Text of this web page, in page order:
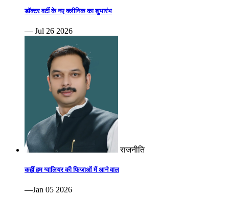
डॉक्टर वर्टी के नए क्लीनिक का शुभारंभ
— Jul 26 2026
राजनीति
कहीं हम ग्वालियर की फिजाओं में आने वाल
—Jan 05 2026